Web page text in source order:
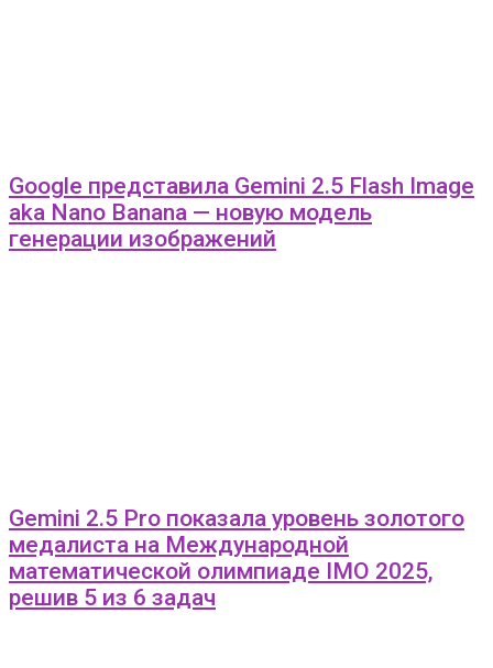
Google представила Gemini 2.5 Flash Image
aka Nano Banana — новую модель
генерации изображений
Gemini 2.5 Pro показала уровень золотого
медалиста на Международной
математической олимпиаде IMO 2025,
решив 5 из 6 задач